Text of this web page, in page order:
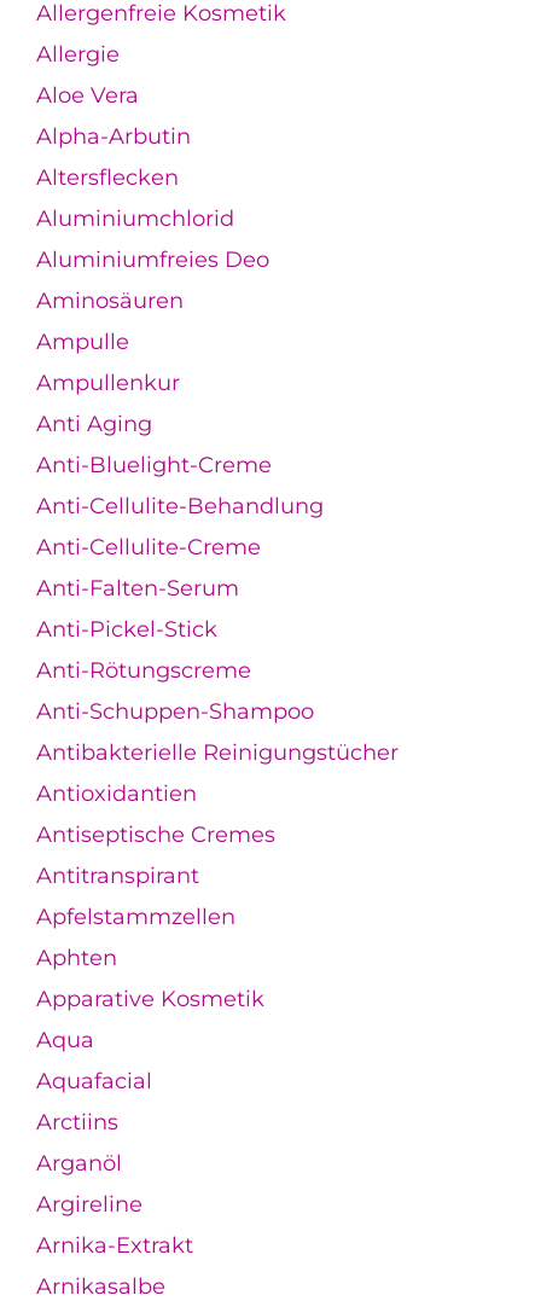
Allergenfreie Kosmetik
Allergie
Aloe Vera
Alpha-Arbutin
Altersflecken
Aluminiumchlorid
Aluminiumfreies Deo
Aminosäuren
Ampulle
Ampullenkur
Anti Aging
Anti-Bluelight-Creme
Anti-Cellulite-Behandlung
Anti-Cellulite-Creme
Anti-Falten-Serum
Anti-Pickel-Stick
Anti-Rötungscreme
Anti-Schuppen-Shampoo
Antibakterielle Reinigungstücher
Antioxidantien
Antiseptische Cremes
Antitranspirant
Apfelstammzellen
Aphten
Apparative Kosmetik
Aqua
Aquafacial
Arctiins
Arganöl
Argireline
Arnika-Extrakt
Arnikasalbe